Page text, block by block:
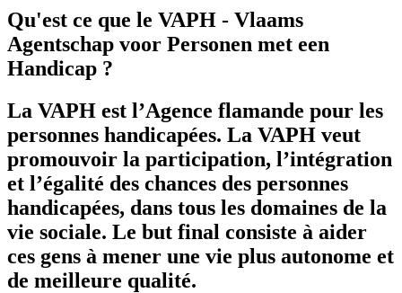
Qu'est ce que le VAPH - Vlaams
Agentschap voor Personen met een
Handicap ?
La VAPH est l’Agence flamande pour les
personnes handicapées. La VAPH veut
promouvoir la participation, l’intégration
et l’égalité des chances des personnes
handicapées, dans tous les domaines de la
vie sociale. Le but final consiste à aider
ces gens à mener une vie plus autonome et
de meilleure qualité.